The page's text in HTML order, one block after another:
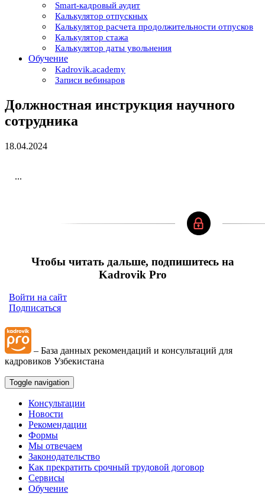
Smart-кадровый аудит
Калькулятор отпускных
Калькулятор расчета продолжительности отпусков
Калькулятор стажа
Калькулятор даты увольнения
Обучение
Kadrovik.academy
Записи вебинаров
Должностная инструкция научного
сотрудника
18.04.2024
...
Чтобы читать дальше, подпишитесь на
Kadrovik Pro
Войти на сайт
Подписаться
– База данных рекомендаций и консультаций для
кадровиков Узбекистана
Toggle navigation
Консультации
Новости
Рекомендации
Формы
Мы отвечаем
Законодательство
Как прекратить срочный трудовой договор
Сервисы
Обучение